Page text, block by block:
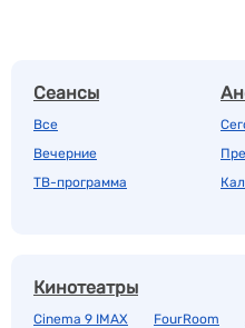
Сеансы
Все
Вечерние
ТВ-программа
Кинотеатры
Cinema 9 IMAX FourRoom